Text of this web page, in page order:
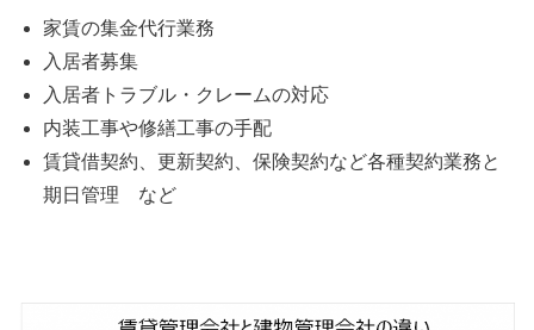
家賃の集金代行業務
入居者募集
入居者トラブル・クレームの対応
内装工事や修繕工事の手配
賃貸借契約、更新契約、保険契約など各種契約業務と
期日管理 など